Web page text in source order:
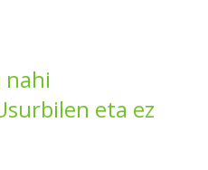
nahi
eta ez